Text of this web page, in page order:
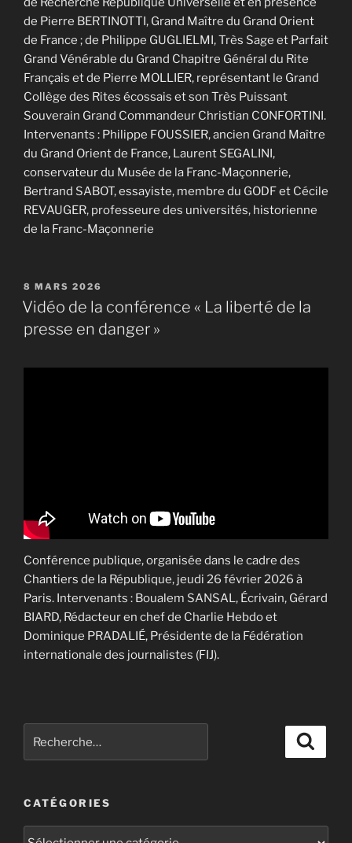
de Pierre BERTINOTTI, Grand Maître du Grand Orient
de France ; de Philippe GUGLIELMI, Très Sage et Parfait
Grand Vénérable du Grand Chapitre Général du Rite
Français et de Pierre MOLLIER, représentant le Grand
Collège des Rites écossais et son Très Puissant
Souverain Grand Commandeur Christian CONFORTINI.
Intervenants : Philippe FOUSSIER, ancien Grand Maître
du Grand Orient de France, Laurent SEGALINI,
conservateur du Musée de la Franc-Maçonnerie,
Bertrand SABOT, essayiste, membre du GODF et Cécile
REVAUGER, professeure des universités, historienne
de la Franc-Maçonnerie
PUBLIÉ
LE
8 MARS 2026
Vidéo de la conférence « La liberté de la
presse en danger »
Conférence publique, organisée dans le cadre des
Chantiers de la République, jeudi 26 février 2026 à
Paris. Intervenants : Boualem SANSAL, Écrivain, Gérard
BIARD, Rédacteur en chef de Charlie Hebdo et
Dominique PRADALIÉ, Présidente de la Fédération
internationale des journalistes (FIJ).
pour
CATÉGORIES